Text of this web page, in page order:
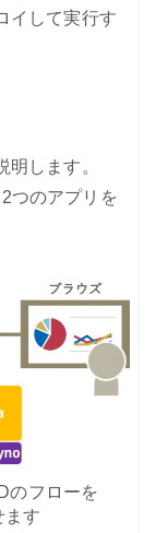
イして実行す
します。
つのアプリを
のフローを
ます